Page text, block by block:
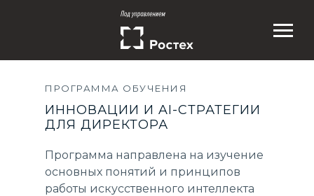
ПРОГРАММА ОБУЧЕНИЯ
Программа направлена на изучение
основных понятий и принципов
работы искусственного интеллекта
ИННОВАЦИИ И AI-СТРАТЕГИИ
ДЛЯ ДИРЕКТОРА